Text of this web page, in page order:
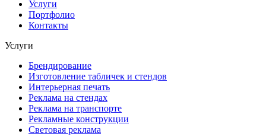
Услуги
Портфолио
Контакты
Услуги
Брендирование
Изготовление табличек и стендов
Интерьерная печать
Реклама на стендах
Реклама на транспорте
Рекламные конструкции
Световая реклама